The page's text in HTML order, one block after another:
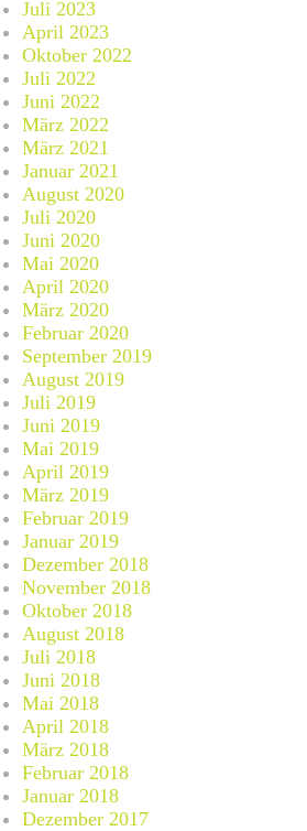
Juli 2023
April 2023
Oktober 2022
Juli 2022
Juni 2022
März 2022
März 2021
Januar 2021
August 2020
Juli 2020
Juni 2020
Mai 2020
April 2020
März 2020
Februar 2020
September 2019
August 2019
Juli 2019
Juni 2019
Mai 2019
April 2019
März 2019
Februar 2019
Januar 2019
Dezember 2018
November 2018
Oktober 2018
August 2018
Juli 2018
Juni 2018
Mai 2018
April 2018
März 2018
Februar 2018
Januar 2018
Dezember 2017